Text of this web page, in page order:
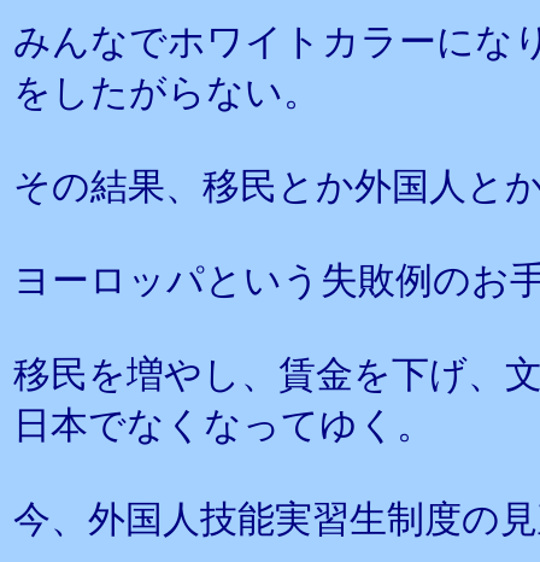
みんなでホワイトカラーにな
をしたがらない。
その結果、移民とか外国人と
ヨーロッパという失敗例のお
移民を増やし、賃金を下げ、
日本でなくなってゆく。
今、外国人技能実習生制度の